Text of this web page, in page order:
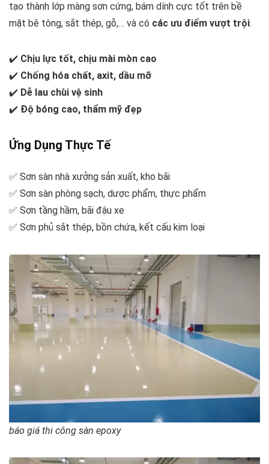
tạo thành lớp màng sơn cứng, bám dính cực tốt trên bề
mặt bê tông, sắt thép, gỗ,… và có các ưu điểm vượt trội:
✔️ Chịu lực tốt, chịu mài mòn cao
✔️ Chống hóa chất, axit, dầu mỡ
✔️ Dễ lau chùi vệ sinh
✔️ Độ bóng cao, thẩm mỹ đẹp
Ứng Dụng Thực Tế
✅ Sơn sàn nhà xưởng sản xuất, kho bãi
✅ Sơn sàn phòng sạch, dược phẩm, thực phẩm
✅ Sơn tầng hầm, bãi đậu xe
✅ Sơn phủ sắt thép, bồn chứa, kết cấu kim loại
báo giá thi công sàn epoxy